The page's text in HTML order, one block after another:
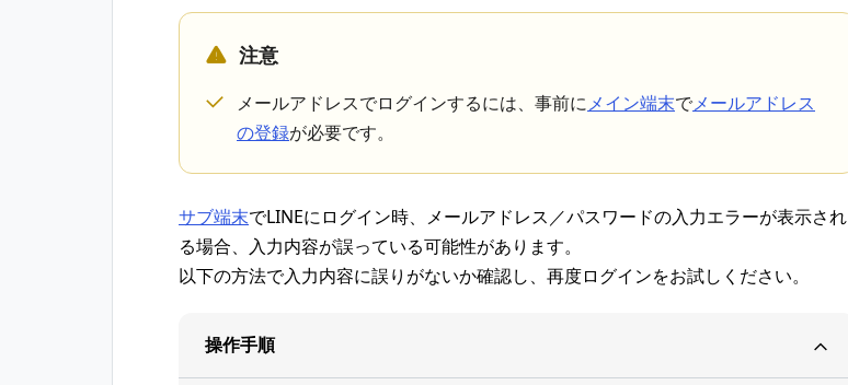
注意
メールアドレスでログインするには、事前にメイン端末でメールアドレス
の登録が必要です。
サブ端末でLINEにログイン時、メールアドレス／パスワードの入力エラーが表示され
る場合、入力内容が誤っている可能性があります。
以下の方法で入力内容に誤りがないか確認し、再度ログインをお試しください。
操作手順